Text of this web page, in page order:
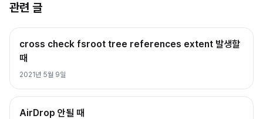
관련 글
cross check fsroot tree references extent 발생할
때
2021년 5월 9일
AirDrop 안될 때